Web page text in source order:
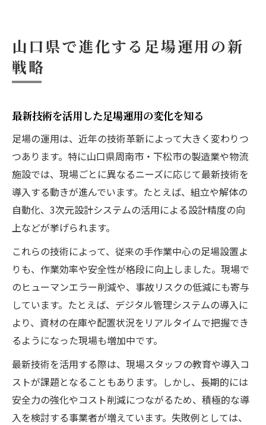
山口県で進化する足場運用の新
戦略
最新技術を活用した足場運用の変化を知る
足場の運用は、近年の技術革新によって大きく変わりつ
つあります。特に山口県周南市・下松市の製造業や物流
施設では、現場ごとに異なるニーズに応じて最新技術を
導入する動きが進んでいます。たとえば、組立や解体の
自動化、3次元設計システムの活用による設計精度の向
上などが挙げられます。
これらの技術によって、従来の手作業中心の足場設置よ
りも、作業効率や安全性が格段に向上しました。現場で
のヒューマンエラー削減や、事故リスクの低減にも寄与
しています。たとえば、デジタル管理システムの導入に
より、資材の在庫や配置状況をリアルタイムで把握でき
るようになった現場も増加中です。
最新技術を活用する際は、現場スタッフの教育や導入コ
ストが課題となることもあります。しかし、長期的には
安全力の強化やコスト削減につながるため、積極的な導
入を検討する事業者が増えています。失敗例としては、